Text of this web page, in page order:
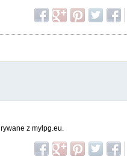
z mylpg.eu.